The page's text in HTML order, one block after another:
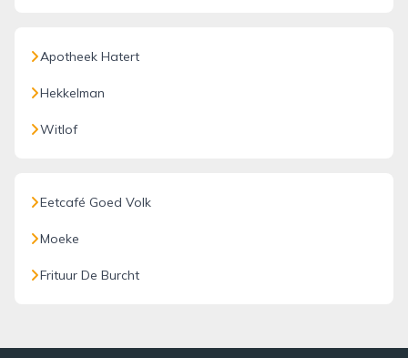
Apotheek Hatert
Hekkelman
Witlof
Eetcafé Goed Volk
Moeke
Frituur De Burcht